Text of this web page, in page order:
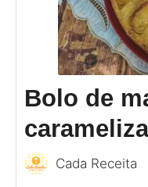
Bolo de
Cada Receita